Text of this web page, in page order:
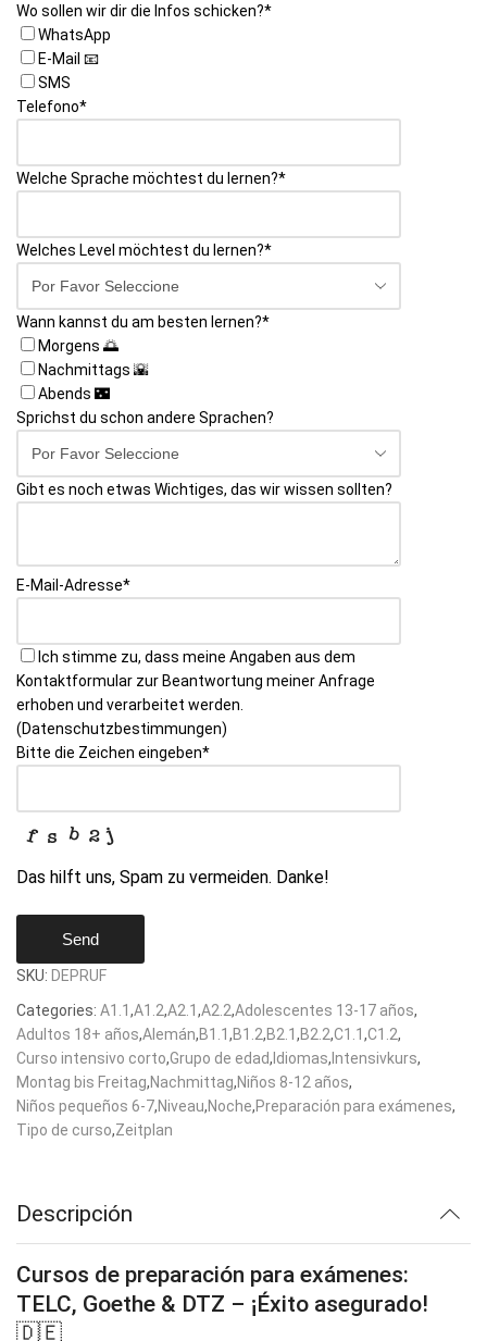
Wo sollen wir dir die Infos schicken?*
WhatsApp
E-Mail 📧
SMS
Telefono*
Welche Sprache möchtest du lernen?*
Welches Level möchtest du lernen?*
Wann kannst du am besten lernen?*
Morgens 🌅
Nachmittags 🌇
Abends 🌃
Sprichst du schon andere Sprachen?
Gibt es noch etwas Wichtiges, das wir wissen sollten?
E-Mail-Adresse*
Phone
Number*
Ich stimme zu, dass meine Angaben aus dem
Kontaktformular zur Beantwortung meiner Anfrage
erhoben und verarbeitet werden.
(Datenschutzbestimmungen)
Bitte die Zeichen eingeben*
Das hilft uns, Spam zu vermeiden. Danke!
Send
SKU: DEPRUF
Categories: A1.1 ,A1.2,A2.1 ,A2.2,Adolescentes 13-17 años,
Adultos 18+ años,Alemán,B1.1 ,B1.2,B2.1 ,B2.2,C1.1 ,C1.2,
Curso intensivo corto,Grupo de edad, Idiomas, Intensivkurs,
Montag bis Freitag,Nachmittag,Niños 8-12 años,
Niños pequeños 6-7,Niveau,Noche,Preparación para exámenes,
Tipo de curso,Zeitplan
Descripción
Cursos de preparación para exámenes:
TELC, Goethe & DTZ – ¡Éxito asegurado!
🇩🇪